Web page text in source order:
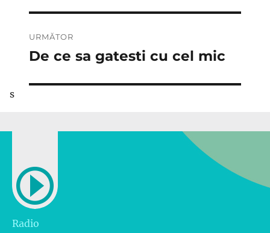
URMĂTOR
Articolul
De ce sa gatesti cu cel mic
s
Radio